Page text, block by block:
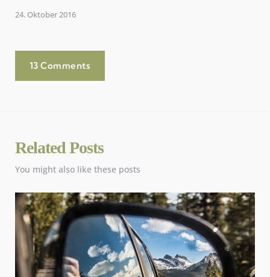
24. Oktober 2016
13 Comments
Related Posts
You might also like these posts